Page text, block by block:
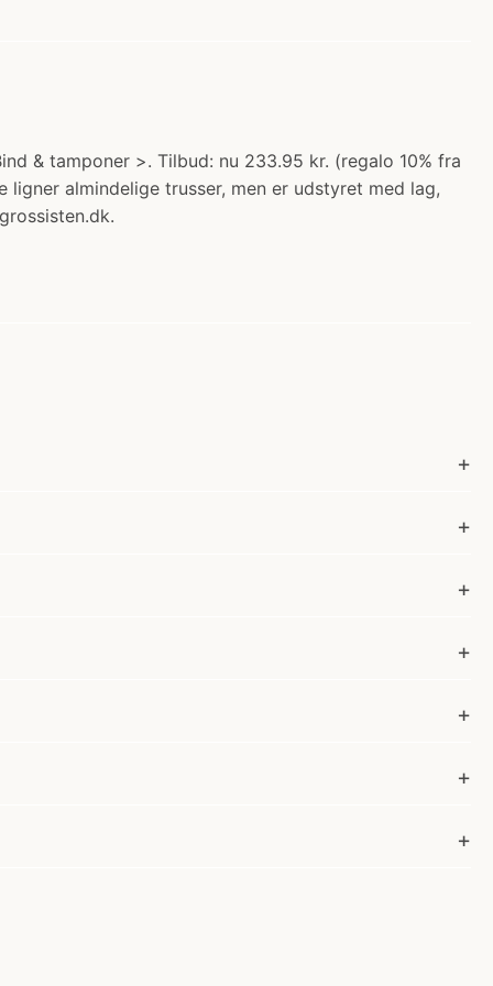
& tamponer >. Tilbud: nu 233.95 kr. (regalo 10% fra
almindelige trusser, men er udstyret med lag,